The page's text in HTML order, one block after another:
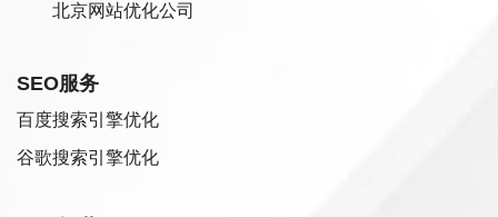
北京网站优化公司
SEO服务
百度搜索引擎优化
谷歌搜索引擎优化